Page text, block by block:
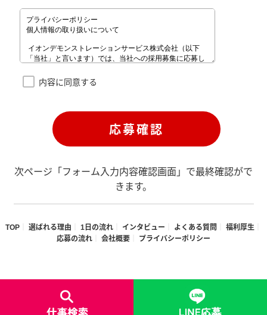
内容に同意する
次ページ「フォーム入力内容確認画面」で最終確認がで
きます。
TOP 選ばれる理由 1日の流れ インタビュー よくある質問
福利厚生
応募の流れ
会社概要 プライバシーポリシー